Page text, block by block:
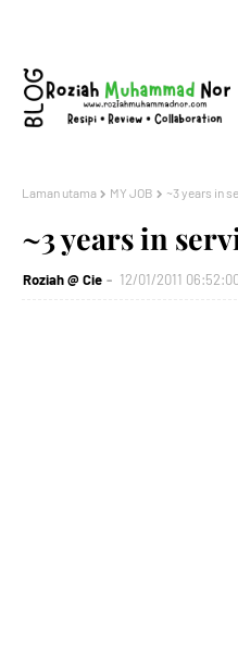
Laman utama MY JOB ~3 years in
~3 years in
Roziah @ Cie 12/01/2011